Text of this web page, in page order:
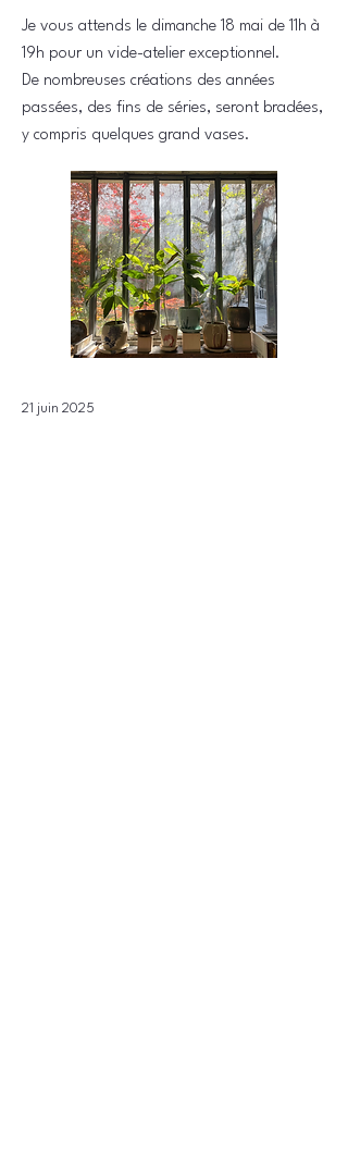
Je vous attends le dimanche 18 mai de 11h à
19h pour un vide-atelier exceptionnel.
De nombreuses créations des années
passées, des fins de séries, seront bradées,
y compris quelques grand vases.
21 juin 2025